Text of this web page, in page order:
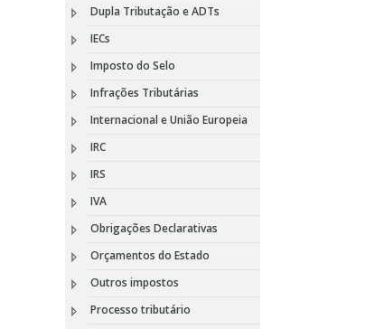
Dupla Tributação e ADTs
IECs
Imposto do Selo
Infrações Tributárias
Internacional e União Europeia
IRC
IRS
IVA
Obrigações Declarativas
Orçamentos do Estado
Outros impostos
Processo tributário